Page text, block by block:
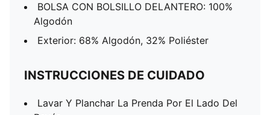
BOLSA CON BOLSILLO DELANTERO: 100%
Algodón
Exterior: 68% Algodón, 32% Poliéster
INSTRUCCIONES DE CUIDADO
Lavar Y Planchar La Prenda Por El Lado Del